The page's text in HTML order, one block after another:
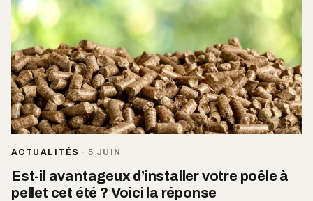
ACTUALITÉS · 5 JUIN
Est-il avantageux d’installer votre poêle à
pellet cet été ? Voici la réponse